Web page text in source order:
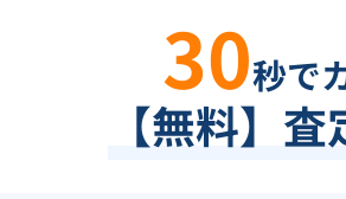
30秒で
【無料】